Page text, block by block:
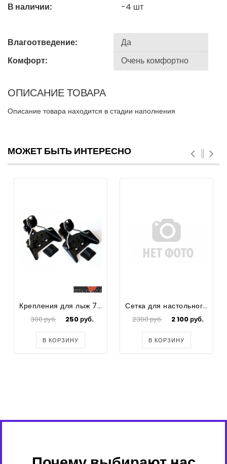
В наличии: -4 шт
Влагоотведение:
Комфорт:
ОПИСАНИЕ ТОВАРА
Описание товара находится в стадии наполнения
МОЖЕТ БЫТЬ ИНТЕРЕСНО
Крепления для лыж 75мм.
300 руб. 250 руб.
В КОРЗИНУ
Сетка для настольного тенниса
2300 руб. 2 100 руб.
В КОРЗИНУ